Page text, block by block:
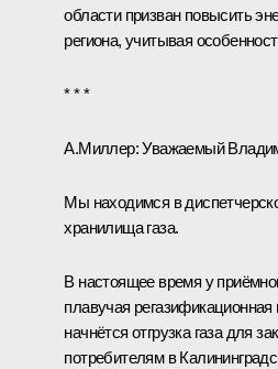
области призван повысить
региона, учитывая
* * *
А.Миллер:Уважаемый
Мы находимся в
хранилища газа.
В настоящее время у
плавучая
начнётся отгрузка газа для
потребителям в